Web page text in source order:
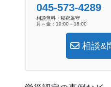
045-573-4289
相談無料・秘密厳守
月～金：10:00－18:00
相談&